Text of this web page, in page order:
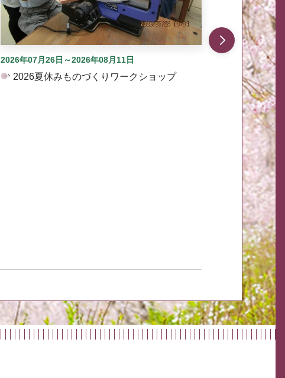
2026年07月26日～2026年08月11日
2026夏休みものづくりワークショップ